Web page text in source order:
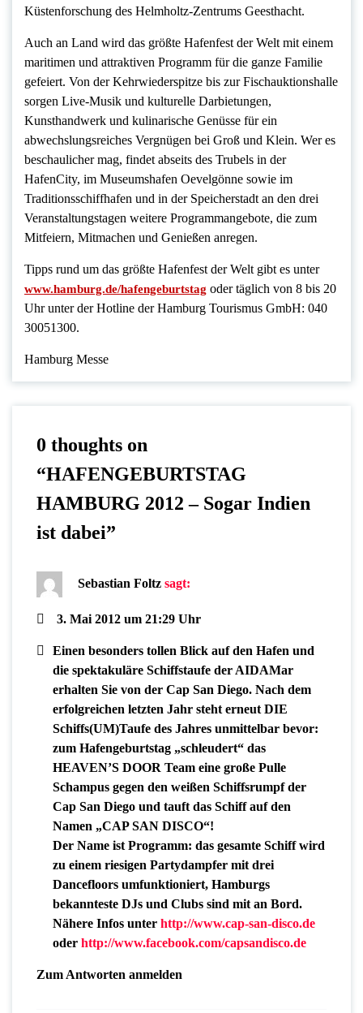
Küstenforschung des Helmholtz-Zentrums Geesthacht.
Auch an Land wird das größte Hafenfest der Welt mit einem
maritimen und attraktiven Programm für die ganze Familie
gefeiert. Von der Kehrwiederspitze bis zur Fischauktionshalle
sorgen Live-Musik und kulturelle Darbietungen,
Kunsthandwerk und kulinarische Genüsse für ein
abwechslungsreiches Vergnügen bei Groß und Klein. Wer es
beschaulicher mag, findet abseits des Trubels in der
HafenCity, im Museumshafen Oevelgönne sowie im
Traditionsschiffhafen und in der Speicherstadt an den drei
Veranstaltungstagen weitere Programmangebote, die zum
Mitfeiern, Mitmachen und Genießen anregen.
Tipps rund um das größte Hafenfest der Welt gibt es unter
www.hamburg.de/hafengeburtstag oder täglich von 8 bis 20
Uhr unter der Hotline der Hamburg Tourismus GmbH: 040
30051300.
Hamburg Messe
0 thoughts on
“HAFENGEBURTSTAG
HAMBURG 2012 – Sogar Indien
ist dabei”
Sebastian Foltz sagt:
3. Mai 2012 um 21:29 Uhr
Einen besonders tollen Blick auf den Hafen und
die spektakuläre Schiffstaufe der AIDAMar
erhalten Sie von der Cap San Diego. Nach dem
erfolgreichen letzten Jahr steht erneut DIE
Schiffs(UM)Taufe des Jahres unmittelbar bevor:
zum Hafengeburtstag „schleudert“ das
HEAVEN’S DOOR Team eine große Pulle
Schampus gegen den weißen Schiffsrumpf der
Cap San Diego und tauft das Schiff auf den
Namen „CAP SAN DISCO“!
Der Name ist Programm: das gesamte Schiff wird
zu einem riesigen Partydampfer mit drei
Dancefloors umfunktioniert, Hamburgs
bekannteste DJs und Clubs sind mit an Bord.
Nähere Infos unter http://www.cap-san-disco.de
oder http://www.facebook.com/capsandisco.de
Zum Antworten anmelden